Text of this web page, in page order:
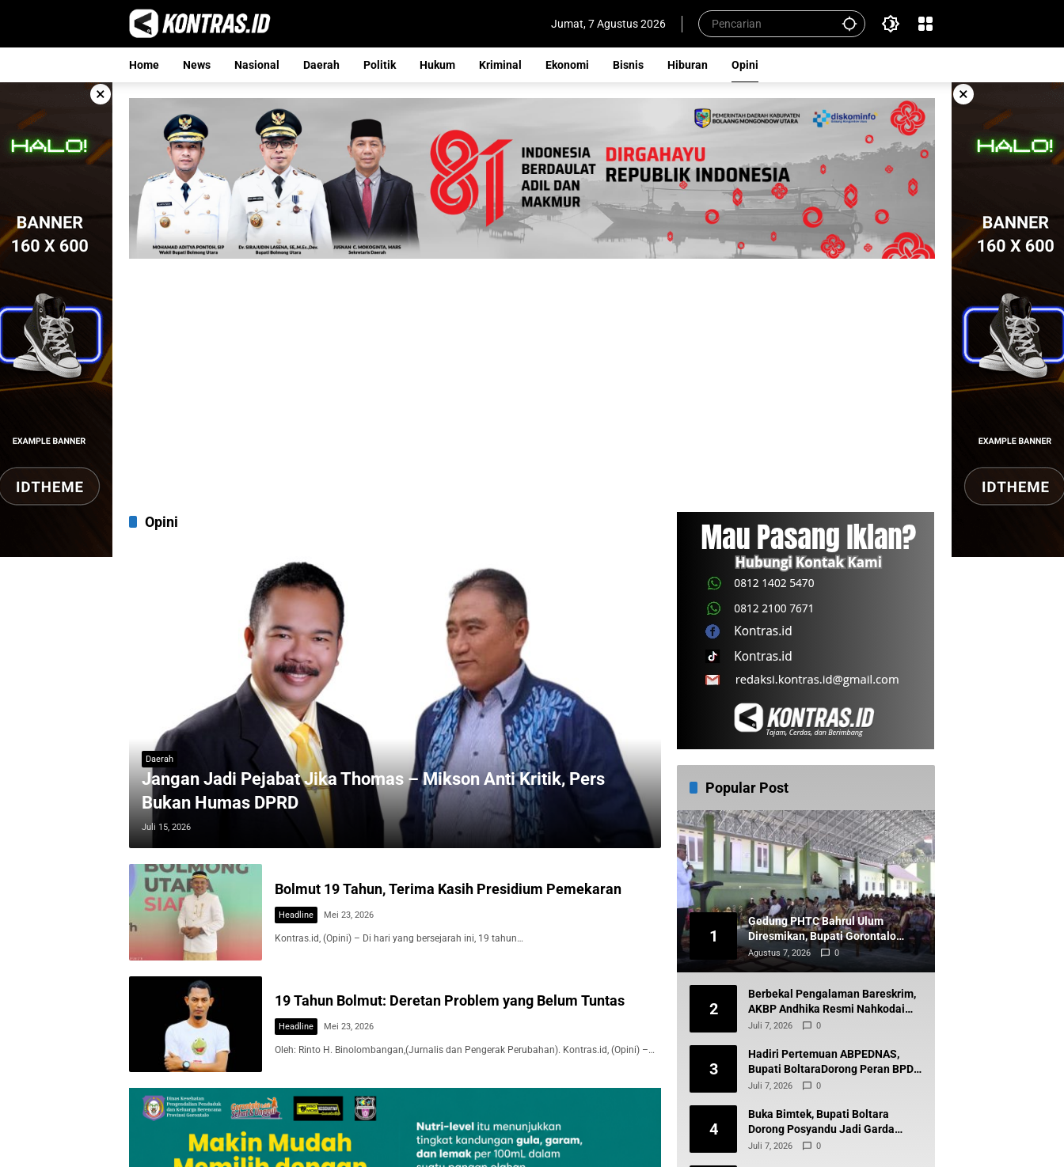
Jumat, 7 Agustus 2026
Home News Nasional Daerah Politik Hukum Kriminal Ekonomi Bisnis Hiburan Opini
× ×
Opini
Daerah
Jangan Jadi Pejabat Jika Thomas – Mikson Anti Kritik, Pers
Bukan Humas DPRD
Juli 15, 2026
Bolmut 19 Tahun, Terima Kasih Presidium Pemekaran
Headline Mei 23, 2026
Kontras.id, (Opini) – Di hari yang bersejarah ini, 19 tahun…
19 Tahun Bolmut: Deretan Problem yang Belum Tuntas
Headline Mei 23, 2026
Oleh: Rinto H. Binolombangan,(Jurnalis dan Pengerak Perubahan). Kontras.id, (Opini) –…
Popular Post
1
Gedung PHTC Bahrul Ulum
Diresmikan, Bupati Gorontalo
Bidik Prestasi Santri
Agustus 7, 2026 0
2
Berbekal Pengalaman Bareskrim,
AKBP Andhika Resmi Nahkodai
Polres Boltara
Juli 7, 2026 0
3
Hadiri Pertemuan ABPEDNAS,
Bupati BoltaraDorong Peran BPD
Wujudkan Desa Maju dan
Juli 7, 2026 0
4
Buka Bimtek, Bupati Boltara
Dorong Posyandu Jadi Garda
Terdepan Layanan Kesehatan
Juli 7, 2026 0